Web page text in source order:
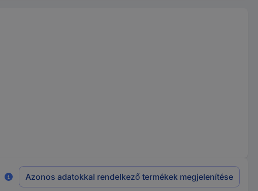
Azonos adatokkal rendelkező termékek megjelenítése